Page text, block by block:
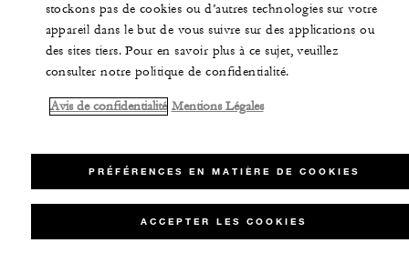
stockons pas de cookies ou d’autres technologies sur votre
appareil dans le but de vous suivre sur des applications ou
des sites tiers. Pour en savoir plus à ce sujet, veuillez
consulter notre politique de confidentialité.
Avis de confidentialité Mentions Légales
PRÉFÉRENCES EN MATIÈRE DE COOKIES
ACCEPTER LES COOKIES